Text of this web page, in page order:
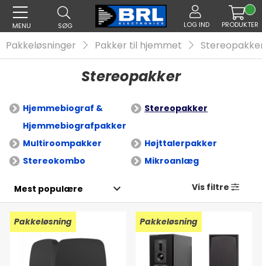
MENU SØG LOG IND PRODUKTER
Pakkeløsninger Pakker til hjemmet
Stereopakker
Hjemmebiograf &
Hjemmebiografpakker
Stereopakker
Multiroompakker
Højttalerpakker
Stereokombo
Mikroanlæg
Vis filtre
Pakkeløsning Pakkeløsning